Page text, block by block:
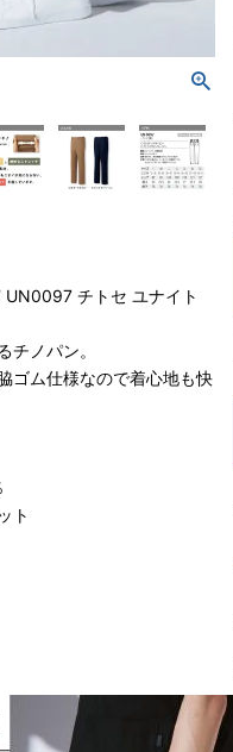
チトセ ユナイト
チノパン。
ゴム仕様なので着心地も快
ト